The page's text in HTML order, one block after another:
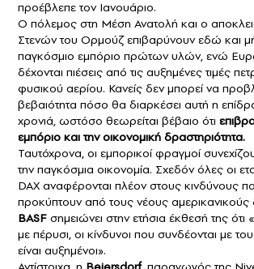
προέβλεπε τον Ιανουάριο.
Ο πόλεμος στη Μέση Ανατολή και ο
Στενών του Ορμούζ επιβαρύνουν εδώ και
παγκόσμιο εμπόριο πρώτων υλών, ενώ
δέχονται πιέσεις από τις αυξημένες τιμές
φυσικού αερίου. Κανείς δεν μπορεί να
βεβαιότητα πόσο θα διαρκέσει αυτή η
χρονιά, ωστόσο θεωρείται βέβαιο ότι
εμπόριο και την οικονομική δραστηριότητα.
Ταυτόχρονα, οι εμπορικοί φραγμοί
την παγκόσμια οικονομία. Σχεδόν όλες οι
DAX αναφέρονται πλέον στους κινδύνους
προκύπτουν από τους νέους
BASF σημειώνει στην ετήσια έκθεσή της ότι
με πέρυσι, οι κίνδυνοι που συνδέονται με
είναι αυξημένοι».